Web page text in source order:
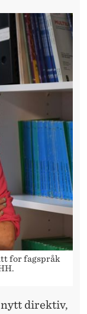
for fagspråk
nytt direktiv,